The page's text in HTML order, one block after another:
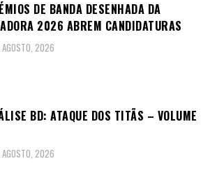
DE BANDA DESENHADA DA
2026 ABREM CANDIDATURAS
AGOSTO, 2026
BD: ATAQUE DOS TITÃS – VOLUME
AGOSTO, 2026